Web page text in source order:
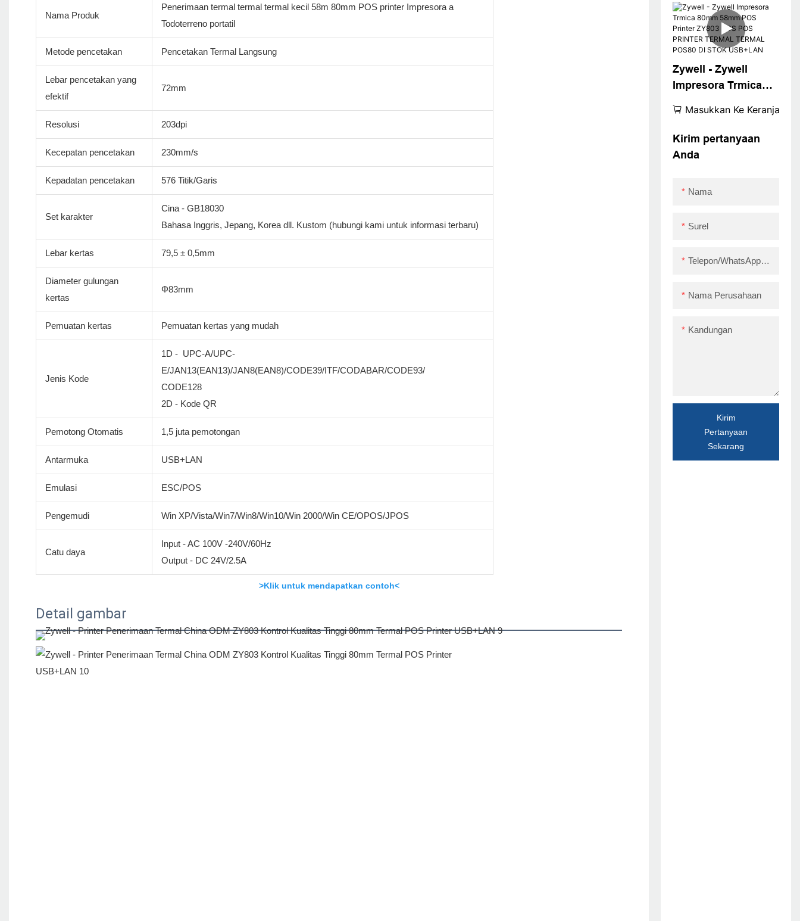
Impresora Trmica
Impresora
Thermique
USB+LAN
Zywell - Zywell
Impresora Trmica
Printer ZY803 POS
POS PRINTER
TERMAL TERMAL
Masukkan Ke Keranjang
Kirim pertanyaan
Anda
Nama
Surel
Telepon/WhatsApp/Skype
Nama Perusahaan
Kandungan
Kirim
Pertanyaan
Sekarang
Nama Produk
Penerimaan termal termal termal kecil 58m 80mm POS printer Impresora a
Todoterreno portatil
Metode pencetakan Pencetakan Termal Langsung
Lebar pencetakan yang
efektif
72mm
Resolusi 203dpi
Kecepatan pencetakan 230mm/s
Kepadatan pencetakan 576 Titik/Garis
Set karakter
Cina - GB18030
Bahasa Inggris, Jepang, Korea dll. Kustom (hubungi kami untuk informasi terbaru)
Lebar kertas 79,5 ± 0,5mm
Diameter gulungan
kertas
Φ83mm
Pemuatan kertas Pemuatan kertas yang mudah
Jenis Kode
1D - UPC-A/UPC-
E/JAN13(EAN13)/JAN8(EAN8)/CODE39/ITF/CODABAR/CODE93/
CODE128
2D - Kode QR
Pemotong Otomatis 1,5 juta pemotongan
Antarmuka USB+LAN
Emulasi ESC/POS
Pengemudi Win XP/Vista/Win7/Win8/Win10/Win 2000/Win CE/OPOS/JPOS
Catu daya
Input - AC 100V -240V/60Hz
Output - DC 24V/2.5A
>Klik untuk mendapatkan contoh<
Detail gambar